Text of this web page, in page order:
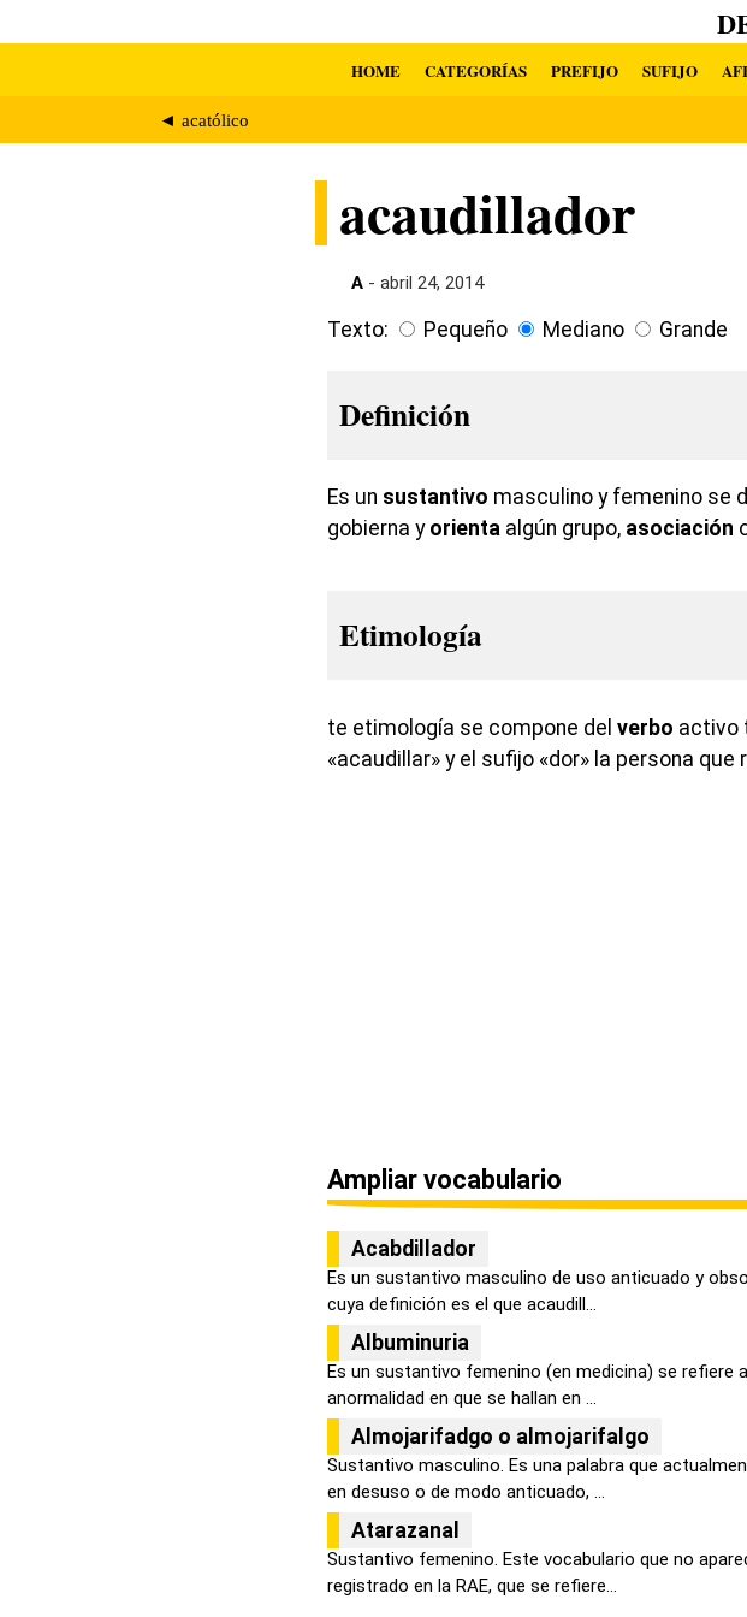
HOME CATEGORÍAS PREFIJO SUFIJO
◄ acatólico
acaudillador
A - abril 24, 2014
Texto: Pequeño Mediano Grande
Definición
Es un sustantivo masculino y femenino se
gobierna yorienta algún grupo, asociación
Etimología
te etimología se compone del verbo activo
«acaudillar» y el sufijo «dor» la persona que
Ampliar vocabulario
Acabdillador
Es un sustantivo masculino de uso anticuado y
cuya definición es el que acaudill...
Albuminuria
Es un sustantivo femenino (en medicina) se refiere
anormalidad en que se hallan en ...
Almojarifadgo o almojarifalgo
Sustantivo masculino. Es una palabra que
en desuso o de modo anticuado, ...
Atarazanal
Sustantivo femenino. Este vocabulario que no
registrado en la RAE, que se refiere...